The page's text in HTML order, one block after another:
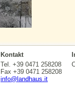
Kontakt
Tel. +39 0471 258208
Fax +39 0471 258208
info@landhaus.it